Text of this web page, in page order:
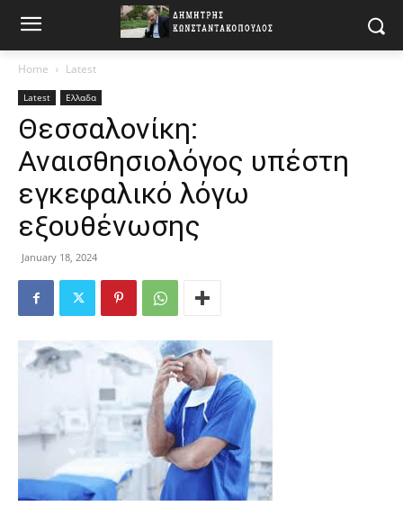
Home Latest
Latest Ελλαδα
Θεσσαλονίκη:
Αναισθησιολόγος υπέστη
εγκεφαλικό λόγω
εξουθένωσης
January 18, 2024